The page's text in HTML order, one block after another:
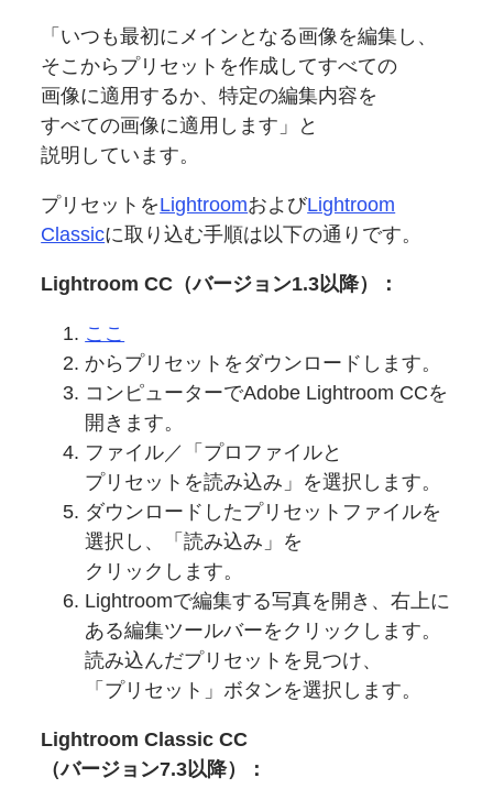
「いつも最初にメインとなる画像を編集し、
そこから プリセットを作成してすべての
画像に適用するか、特定の編集内容を
すべての画像に適用します」と
説明しています。
プリセットをLightroomおよびLightroom
Classicに取り込む手順は 以下の通りです。
Lightroom CC （バージョン1.3以降）：
ここ
からプリセットを ダウンロードします。
コンピューターでAdobe Lightroom CCを
開きます。
ファイル／
「プロファイルと
プリセットを読み込み」を選択します。
ダウンロードしたプリセットファイルを
選択し、
「読み込み」を
クリックします。
Lightroomで編集する写真を 開き、右上に
ある編集ツールバーを クリックします。
読み込んだプリセットを 見つけ、
「プリセット」ボタンを選択します。
Lightroom Classic CC
（バージョン7.3以降）：